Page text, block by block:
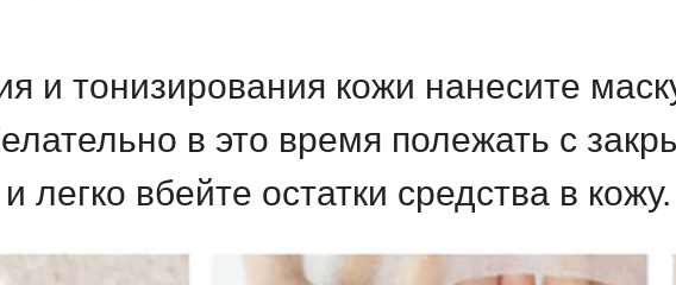
и тонизирования кожи нанесите
в это время полежать с
легко вбейте остатки средства в кожу.